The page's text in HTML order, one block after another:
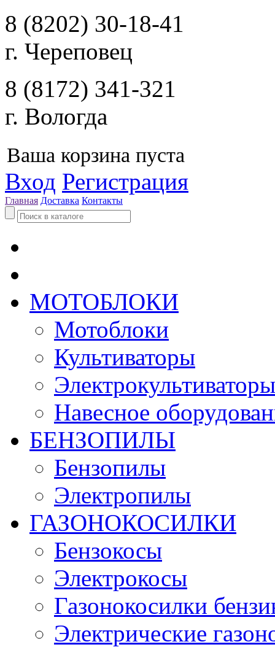
8 (8202) 30-18-41
г. Череповец
8 (8172) 341-321
г. Вологда
Ваша корзина пуста
Вход Регистрация
Главная Доставка Контакты
МОТОБЛОКИ
Мотоблоки
Культиваторы
Электрокультиваторы
Навесное
БЕНЗОПИЛЫ
Бензопилы
Электропилы
ГАЗОНОКОСИЛКИ
Бензокосы
Электрокосы
Газонокосилки
Электрические